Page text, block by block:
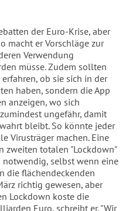
der Euro-Krise, aber
macht er Vorschläge zur
Verwendung
müsse. Zudem sollten
ob sie sich in der
haben, sondern die App
anzeigen, wo sich
ungefähr, damit
bleibt. So könnte jeder
Virusträger machen. Eine
zweiten totalen "Lockdown"
notwendig, selbst wenn eine
die flächendeckenden
richtig gewesen, aber
Lockdown koste die
Euro, schreibt er. "Wir